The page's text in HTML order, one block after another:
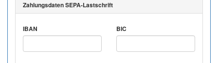
Zahlungsdaten SEPA-Lastschrift
IBAN BIC